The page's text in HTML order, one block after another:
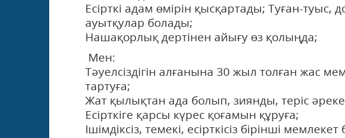
Есірткі адам өмірін қысқартады; Туған-
ауытқулар болады;
Нашақорлық дертінен айығу өз қолыңда;
Мен:
Тәуелсіздігін алғанына 30 жыл толған жас
тартуға;
Жат қылықтан ада болып, зиянды, теріс
Есірткіге қарсы күрес қоғамын құруға;
Ішімдіксіз, темекі, есірткісіз бірінші